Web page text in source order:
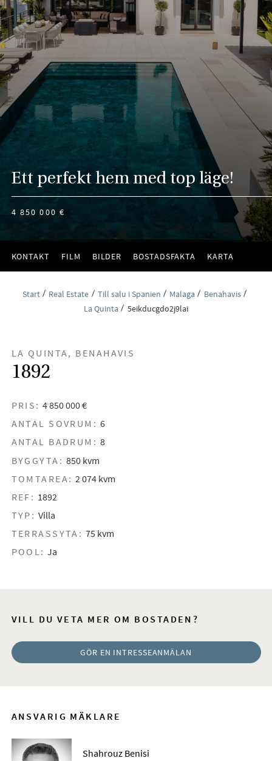
Ett perfekt hem med top läge!
4 850 000 €
KONTAKT FILM BILDER BOSTADSFAKTA KARTA
Start Real Estate Till salu i Spanien Malaga
Benahavis
La Quinta
5eikducgdo2j9lai
LA QUINTA, BENAHAVIS
1892
PRIS: 4 850 000 €
ANTAL SOVRUM: 6
ANTAL BADRUM: 8
BYGGYTA: 850 kvm
TOMTAREA: 2 074 kvm
REF: 1892
TYP: Villa
TERRASSYTA: 75 kvm
POOL: Ja
VILL DU VETA MER OM BOSTADEN?
GÖR EN INTRESSEANMÄLAN
ANSVARIG MÄKLARE
Shahrouz Benisi